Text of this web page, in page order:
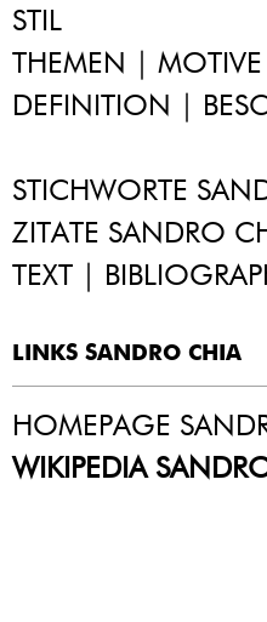
STIL
THEMEN |
DEFINITION |
STICHWORTE
ZITATE SANDRO
TEXT |
LINKS SANDRO CHIA
HOMEPAGE
WIKIPEDIA